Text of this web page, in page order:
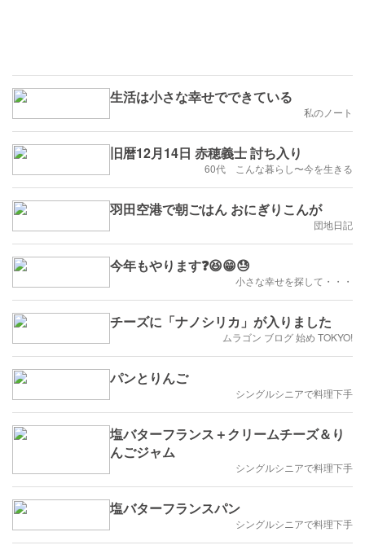
生活は小さな幸せでできている
私のノート
旧暦12月14日 赤穂義士 討ち入り
60代 こんな暮らし〜今を生きる
羽田空港で朝ごはん おにぎりこんが
団地日記
今年もやります❓😆😁😓
小さな幸せを探して・・・
チーズに「ナノシリカ」が入りました
ムラゴン ブログ 始め TOKYO!
パンとりんご
シングルシニアで料理下手
塩バターフランス＋クリームチーズ＆り
んごジャム
シングルシニアで料理下手
塩バターフランスパン
シングルシニアで料理下手